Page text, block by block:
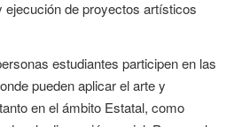
ejecución de proyectos artísticos
estudiantes participen en las
pueden aplicar el arte y
en el ámbito Estatal, como